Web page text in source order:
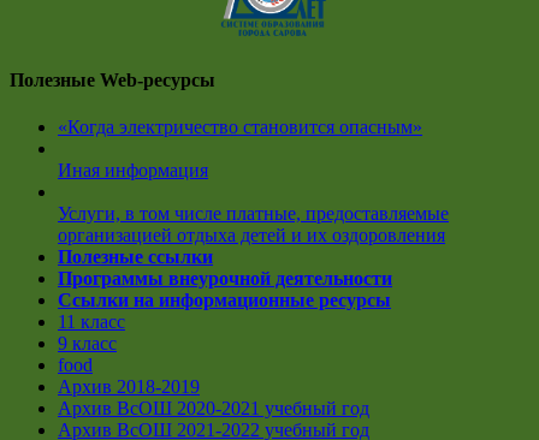
Полезные Web-ресурсы
«Когда электричество становится опасным»
Иная информация
Услуги, в том числе платные, предоставляемые
организацией отдыха детей и их оздоровления
Полезные ссылки
Программы внеурочной деятельности
Ссылки на информационные ресурсы
11 класс
9 класс
food
Архив 2018-2019
Архив ВсОШ 2020-2021 учебный год
Архив ВсОШ 2021-2022 учебный год